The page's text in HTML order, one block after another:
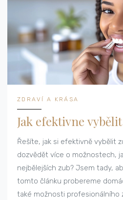
ZDRAVÍ A KRÁSA
Jak efektivne
Řešíte, jak si efektivně vybělit
dozvědět více o možnostech,
nejbělejších zub? Jsem tady,
tomto článku probereme
také možnosti profesionálního